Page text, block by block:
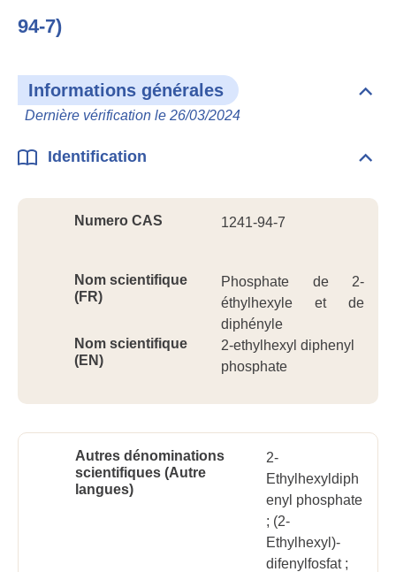
94-7)
Informations générales
Dernière vérification le 26/03/2024
Identification
Numero CAS 1241-94-7
Nom scientifique
(FR)
Phosphate de 2-
éthylhexyle et de
diphényle
Nom scientifique
(EN)
2-ethylhexyl diphenyl
phosphate
Autres dénominations
scientifiques (Autre
langues)
2-
Ethylhexyldiph
enyl phosphate
; (2-
Ethylhexyl)-
difenylfosfat ;